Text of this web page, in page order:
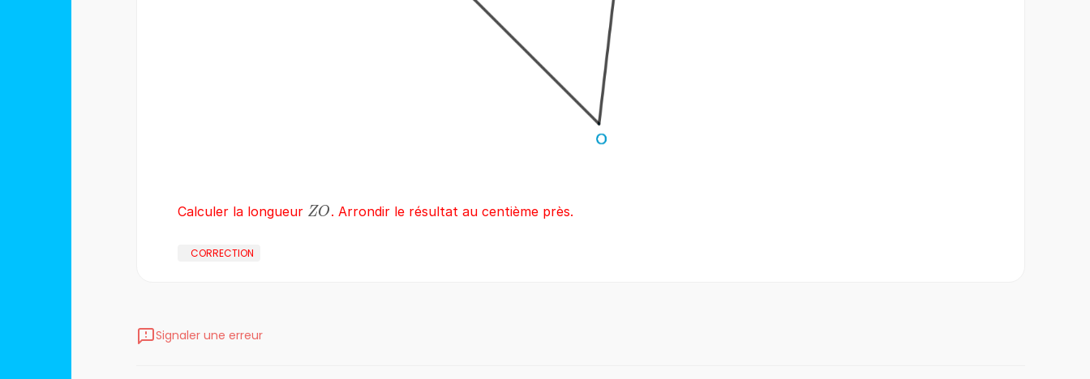
Calculer la longueur ZO
ZO. Arrondir le résultat au centième près.
CORRECTION
Signaler une erreur